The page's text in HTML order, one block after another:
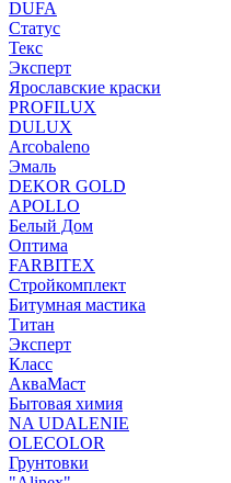
DUFA
Статус
Текс
Эксперт
Ярославские краски
PROFILUX
DULUX
Arcobaleno
Эмаль
DEKOR GOLD
APOLLO
Белый Дом
Оптима
FARBITEX
Стройкомплект
Битумная мастика
Титан
Эксперт
Класс
АкваМаст
Бытовая химия
NA UDALENIE
OLECOLOR
Грунтовки